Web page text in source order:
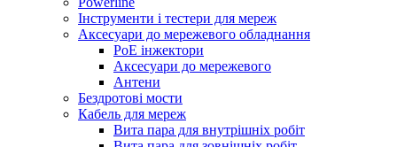
Інструменти і тестери для мереж
Аксесуари до мережевого обладнання
PoE інжектори
Аксесуари до мережевого
Антени
Бездротові мости
Кабель для мереж
Вита пара для внутрішніх робіт